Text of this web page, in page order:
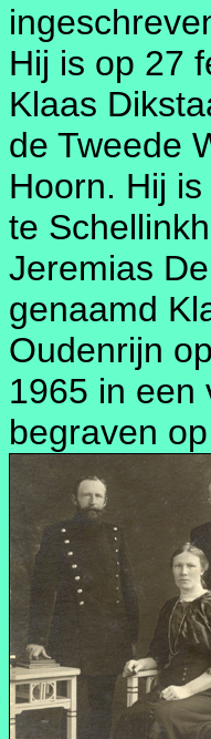
Hij is op 27
Klaas
de Tweede
Hoorn. Hij
te
Jeremias
genaamd
Oudenrijn
1965 in een
begraven